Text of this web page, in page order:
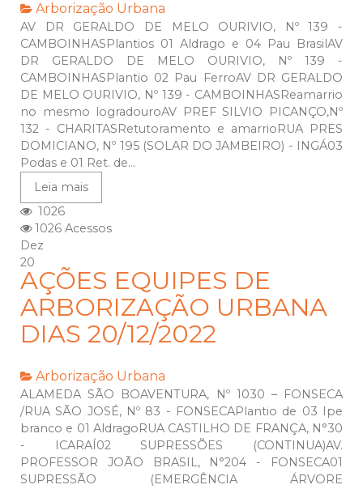
Arborização Urbana
AV DR GERALDO DE MELO OURIVIO, Nº 139 -
CAMBOINHASPlantios 01 Aldrago e 04 Pau BrasilAV
DR GERALDO DE MELO OURIVIO, Nº 139 -
CAMBOINHASPlantio 02 Pau FerroAV DR GERALDO
DE MELO OURIVIO, Nº 139 - CAMBOINHASReamarrio
no mesmo logradouroAV PREF SILVIO PICANÇO,Nº
132 - CHARITASRetutoramento e amarrioRUA PRES
DOMICIANO, Nº 195 (SOLAR DO JAMBEIRO) - INGÁ03
Podas e 01 Ret. de...
Leia mais
1026
1026 Acessos
Dez
20
AÇÕES EQUIPES DE
ARBORIZAÇÃO URBANA
DIAS 20/12/2022
Arborização Urbana
ALAMEDA SÃO BOAVENTURA, Nº 1030 – FONSECA
/RUA SÃO JOSÉ, Nº 83 - FONSECAPlantio de 03 Ipe
branco e 01 AldragoRUA CASTILHO DE FRANÇA, N°30
- ICARAÍ02 SUPRESSÕES (CONTINUA)AV.
PROFESSOR JOÃO BRASIL, N°204 - FONSECA01
SUPRESSÃO (EMERGÊNCIA ÁRVORE